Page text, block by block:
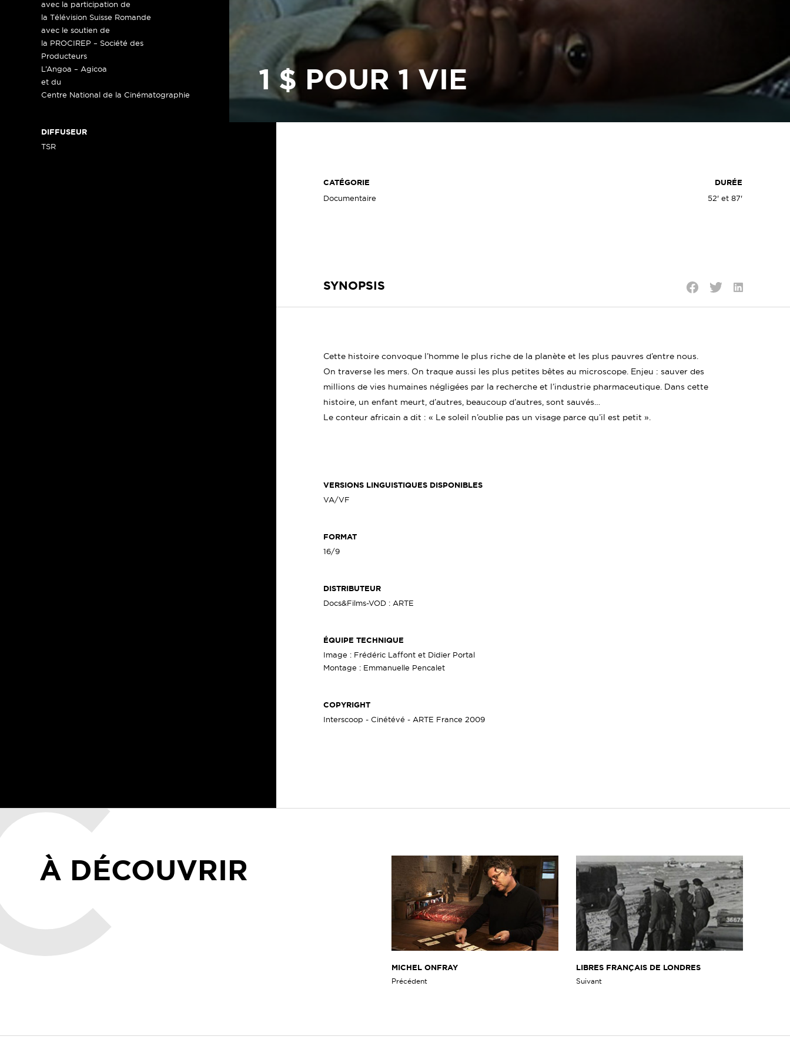
avec la participation de
la Télévision Suisse Romande
avec le soutien de
la PROCIREP – Société des
Producteurs
L’Angoa – Agicoa
et du
Centre National de la Cinématographie
DIFFUSEUR
TSR
1 $ POUR 1 VIE
CATÉGORIE
Documentaire
DURÉE
52' et 87'
SYNOPSIS
Cette histoire convoque l’homme le plus riche de la planète et les plus pauvres d’entre nous.
On traverse les mers. On traque aussi les plus petites bêtes au microscope. Enjeu : sauver des
millions de vies humaines négligées par la recherche et l’industrie pharmaceutique. Dans cette
histoire, un enfant meurt, d’autres, beaucoup d’autres, sont sauvés…
Le conteur africain a dit : « Le soleil n’oublie pas un visage parce qu’il est petit ».
VERSIONS LINGUISTIQUES DISPONIBLES
VA/VF
FORMAT
16/9
DISTRIBUTEUR
Docs&Films-VOD : ARTE
ÉQUIPE TECHNIQUE
Image : Frédéric Laffont et Didier Portal
Montage : Emmanuelle Pencalet
COPYRIGHT
Interscoop - Cinétévé - ARTE France 2009
À DÉCOUVRIR
MICHEL ONFRAY
Précédent
LIBRES FRANÇAIS DE LONDRES
Suivant